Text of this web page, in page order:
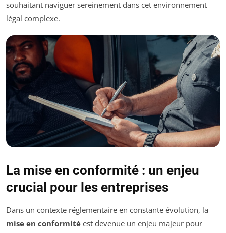
souhaitant naviguer sereinement dans cet environnement
légal complexe.
La mise en conformité : un enjeu
crucial pour les entreprises
Dans un contexte réglementaire en constante évolution, la
mise en conformité est devenue un enjeu majeur pour